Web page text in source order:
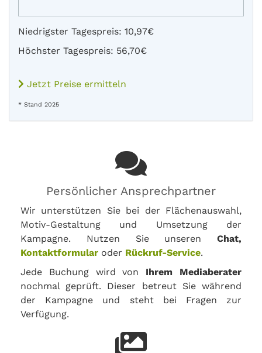
Niedrigster Tagespreis: 10,97€
Höchster Tagespreis: 56,70€
Jetzt Preise ermitteln
* Stand 2025
Persönlicher Ansprechpartner
Wir unterstützen Sie bei der Flächenauswahl,
Motiv-Gestaltung und Umsetzung der
Kampagne. Nutzen Sie unseren Chat,
Kontaktformular oder Rückruf-Service.
Jede Buchung wird von Ihrem Mediaberater
nochmal geprüft. Dieser betreut Sie während
der Kampagne und steht bei Fragen zur
Verfügung.